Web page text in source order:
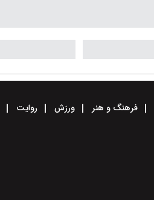
فرهنگ و هنر ورزش روایت